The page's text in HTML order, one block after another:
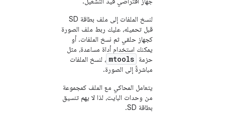
لنسخ الملفات إلى ملف بطاقة SD
قبل تحميله، عليك ربط ملف الصورة
كجهاز حلقي ثم نسخ الملفات. أو
يمكنك استخدام أداة مساعدة، مثل
حزمة mtools ، لنسخ الملفات
مباشرةً إلى الصورة.
يتعامل المحاكي مع الملف كمجموعة
من وحدات البايت، لذا لا يهم تنسيق
بطاقة SD.